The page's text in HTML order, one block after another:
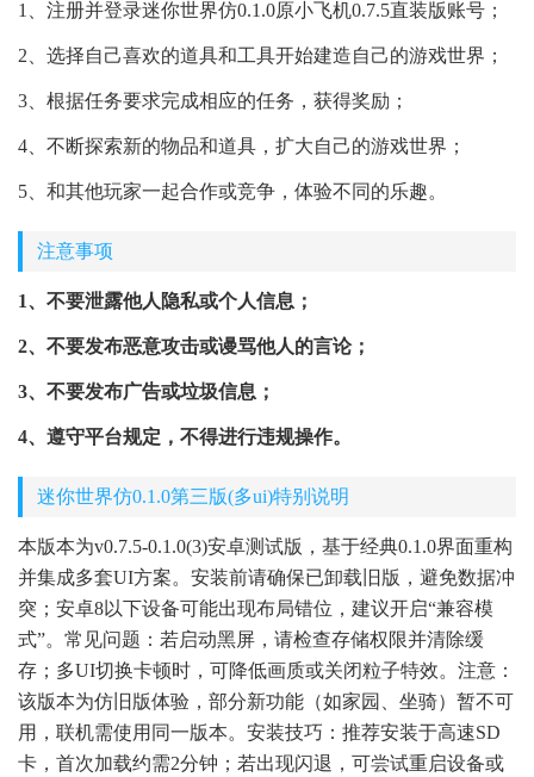
1、注册并登录迷你世界仿0.1.0原小飞机0.7.5直装版账号；
2、选择自己喜欢的道具和工具开始建造自己的游戏世界；
3、根据任务要求完成相应的任务，获得奖励；
4、不断探索新的物品和道具，扩大自己的游戏世界；
5、和其他玩家一起合作或竞争，体验不同的乐趣。
注意事项
1、不要泄露他人隐私或个人信息；
2、不要发布恶意攻击或谩骂他人的言论；
3、不要发布广告或垃圾信息；
4、遵守平台规定，不得进行违规操作。
迷你世界仿0.1.0第三版(多ui)特别说明
本版本为v0.7.5-0.1.0(3)安卓测试版，基于经典0.1.0界面重构
并集成多套UI方案。安装前请确保已卸载旧版，避免数据冲
突；安卓8以下设备可能出现布局错位，建议开启“兼容模
式”。常见问题：若启动黑屏，请检查存储权限并清除缓
存；多UI切换卡顿时，可降低画质或关闭粒子特效。注意：
该版本为仿旧版体验，部分新功能（如家园、坐骑）暂不可
用，联机需使用同一版本。安装技巧：推荐安装于高速SD
卡，首次加载约需2分钟；若出现闪退，可尝试重启设备或